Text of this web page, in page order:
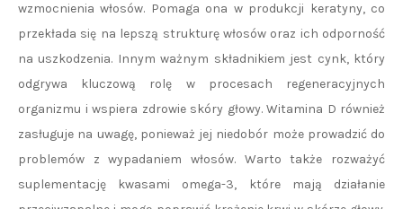
wzmocnienia włosów. Pomaga ona w produkcji keratyny, co
przekłada się na lepszą strukturę włosów oraz ich odporność
na uszkodzenia. Innym ważnym składnikiem jest cynk, który
odgrywa kluczową rolę w procesach regeneracyjnych
organizmu i wspiera zdrowie skóry głowy. Witamina D również
zasługuje na uwagę, ponieważ jej niedobór może prowadzić do
problemów z wypadaniem włosów. Warto także rozważyć
suplementację kwasami omega-3, które mają działanie